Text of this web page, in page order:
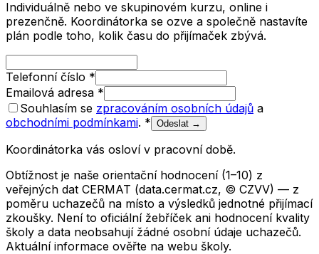
Individuálně nebo ve skupinovém kurzu, online i
prezenčně. Koordinátorka se ozve a společně nastavíte
plán podle toho, kolik času do přijímaček zbývá.
Telefonní číslo *
Emailová adresa *
Souhlasím se zpracováním osobních údajů a
obchodními podmínkami. * Odeslat →
Koordinátorka vás osloví v pracovní době.
Obtížnost je naše orientační hodnocení (1–10) z
veřejných dat CERMAT (data.cermat.cz, © CZVV) — z
poměru uchazečů na místo a výsledků jednotné přijímací
zkoušky. Není to oficiální žebříček ani hodnocení kvality
školy a data neobsahují žádné osobní údaje uchazečů.
Aktuální informace ověřte na webu školy.